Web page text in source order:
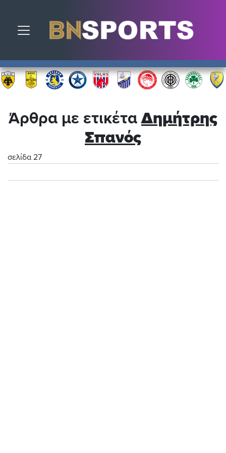
Toggle navigation
Άρθρα με ετικέταΔημήτρης
Σπανός
σελίδα 27